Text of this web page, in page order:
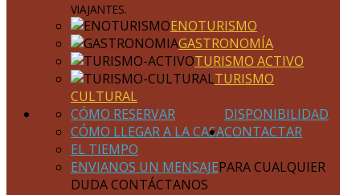
VIAJANTES.
ENOTURISMO
GASTRONOMÍA
TURISMO ACTIVO
TURISMO
CULTURAL
DISPONIBILIDAD
CÓMO RESERVAR
CÓMO LLEGAR A LA CASA
EL TIEMPO
CONTACTAR
ENVIANOS UN MENSAJEPARA CUALQUIER
DUDA CONTÁCTANOS